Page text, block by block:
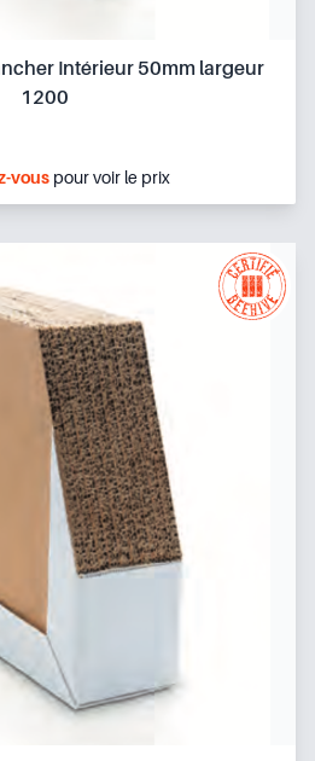
Intérieur 50mm largeur
1200
vous pour voir le prix